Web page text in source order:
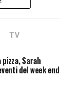
TV
Sarah
del week end